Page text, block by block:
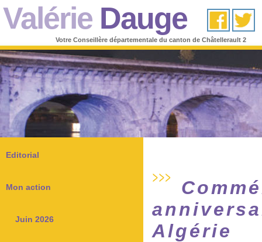
Valérie Dauge
Votre Conseillère départementale du canton de Châtellerault 2
Editorial
Mon action
Juin 2026
Algérie